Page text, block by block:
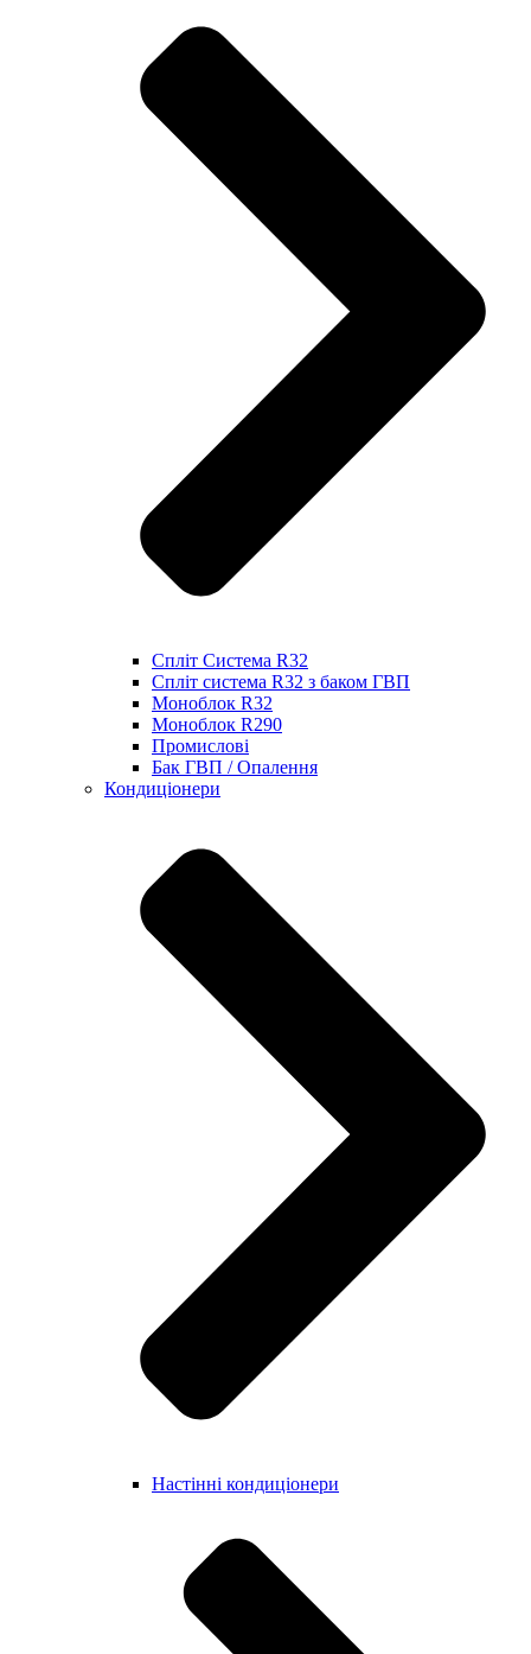
Спліт Система R32
Спліт система R32 з баком ГВП
Моноблок R32
Моноблок R290
Промислові
Бак ГВП / Опалення
Кондиціонери
Настінні кондиціонери